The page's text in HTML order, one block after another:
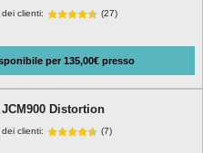
clienti: (27)
per 135,00€ presso
Distortion
clienti: (7)